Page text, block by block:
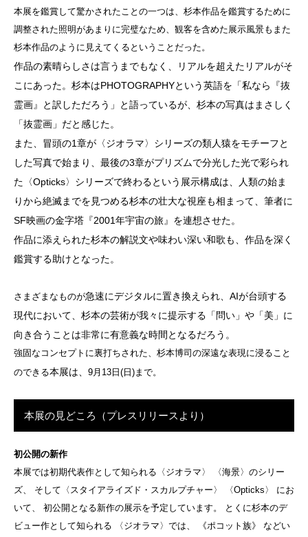
本展を鑑賞して驚かされたことの一つは、杉本作品を鑑賞するために
調整された照明があまりに完璧なため、観客を含めた展示風景もまた
杉本作品のように見えてくるということだった。
作品の素晴らしさは言うまでもなく、リアルを超えたリアルがそ
こにあった。杉本はPHOTOGRAPHYという英語を「私なら『抜
霊画』と訳しただろう」と語っているが、杉本の写真はまさしく
「抜霊画」だと感じた。
また、冒頭の1章が〈ジオラマ〉シリーズの類人猿をモチーフと
した写真で始まり、最後の3章がプリズムで分光した光で彩られ
た〈Opticks〉シリーズで終わるという展示構成は、
人類の始ま
りから絶滅までを見つめる杉本の壮大な視座も相まって、 筆者に
SF映画の金字塔『2001年宇宙の旅』を連想させた。
作品に添えられた杉本の解説文や味わい深い和歌も、作品を深く
鑑賞する助けとなった。
さまざまなものが急速にデジタルに置き換えられ、AIが台頭する
現代において、杉本の芸術が我々に提示する「問い」や「美」に
向き合うことは非常に有意義な時間となるだろう。
強固なコンセプトに裏打ちされた、杉本博司の深遠な表現に浸ること
のできる本展は、 9月13日(日)まで。
本展の見どころ（プレスリリースより）
初公開の新作
本展では初期代表作として知られる〈ジオラマ〉 〈海景〉のシリー
ズ、 そして〈スタイアライズド・スカルプチャー〉 〈Opticks〉 にお
いて、 初公開となる新作の展示を予定しています。 とくに杉本のデ
ビュー作として知られる 〈ジオラマ〉では、 《ポコット族》 などい